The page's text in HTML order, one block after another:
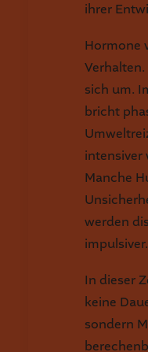
ihrer
Hormone
sich um.
bricht
intensiver
Manche
werden
impulsiver.
In dieser
keine
sondern